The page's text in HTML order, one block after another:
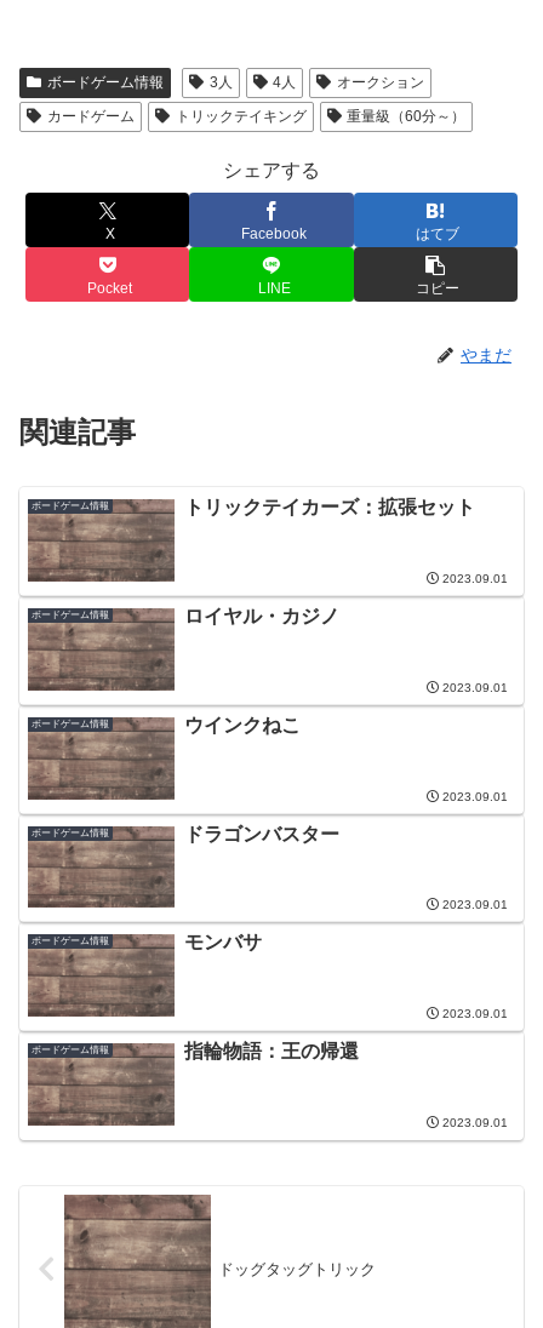
ボードゲーム情報 3人 4人
オークション
カードゲーム
トリックテイキング 重量級（60分～）
シェアする
X Facebook はてブ
Pocket LINE コピー
やまだ
関連記事
ボードゲーム情報 トリックテイカーズ：拡張セット
2023.09.01
ボードゲーム情報 ロイヤル・カジノ
2023.09.01
ボードゲーム情報 ウインクねこ
2023.09.01
ボードゲーム情報 ドラゴンバスター
2023.09.01
ボードゲーム情報 モンバサ
2023.09.01
ボードゲーム情報 指輪物語：王の帰還
2023.09.01
ドッグタッグトリック